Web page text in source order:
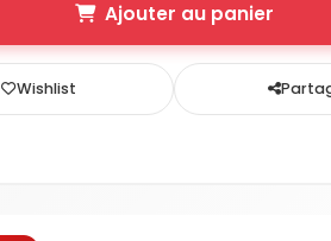
Ajouter au panier
Wishlist